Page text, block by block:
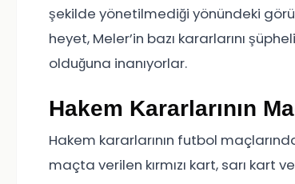
şekilde yönetilmediği yönündeki
heyet, Meler’in bazı kararlarını
olduğuna inanıyorlar.
Hakem Kararlarının
Hakem kararlarının futbol
maçta verilen kırmızı kart, sarı kart